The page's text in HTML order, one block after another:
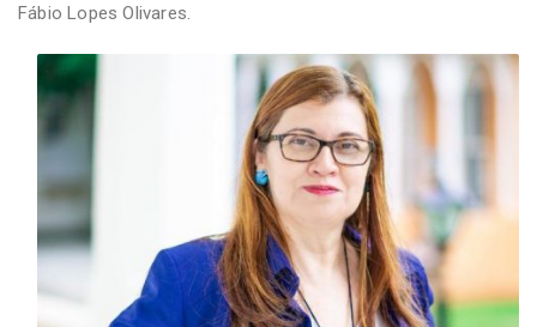
Fábio Lopes Olivares.